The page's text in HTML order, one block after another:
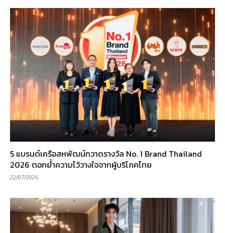
5 แบรนด์เครือสหพัฒน์กวาดรางวัล No. 1 Brand Thailand
2026 ตอกย้ำความไว้วางใจจากผู้บริโภคไทย
22/07/2026